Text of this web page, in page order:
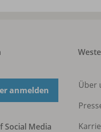
anmelden
Social Media
Über